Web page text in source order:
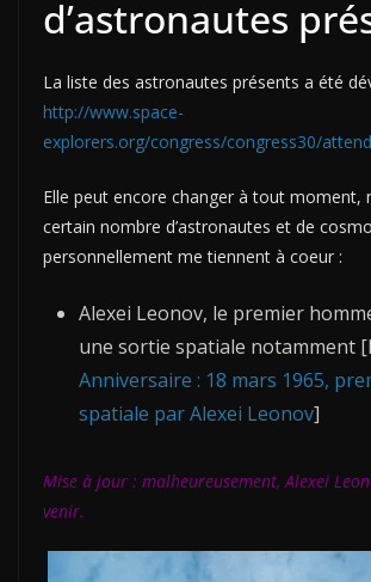
d’astronautes
La liste des astronautes présents a été
http://www.space-
explorers.org/congress/congress30/
Elle peut encore changer à tout moment,
certain nombre d’astronautes et de
personnellement me tiennent à coeur :
Alexei Leonov, le premier
une sortie spatiale notamment
Anniversaire : 18 mars 1965,
spatiale par Alexei Leonov]
Mise à jour : malheureusement, Alexei
venir.